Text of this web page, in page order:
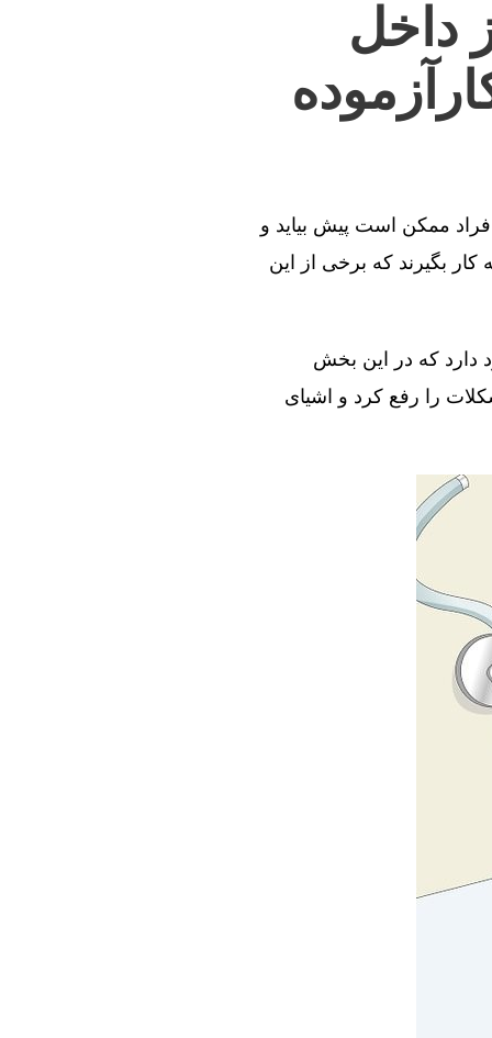
داخل
ممکن است پیش بیاید و
بگیرند که برخی از این
دارد که در این بخش
را رفع کرد و اشیای